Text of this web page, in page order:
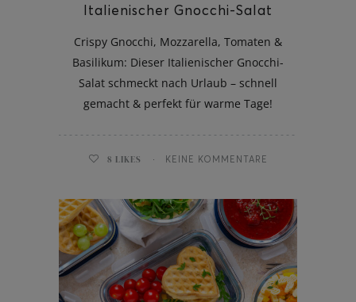
Italienischer Gnocchi-Salat
Crispy Gnocchi, Mozzarella, Tomaten &
Basilikum: Dieser Italienischer Gnocchi-
Salat schmeckt nach Urlaub – schnell
gemacht & perfekt für warme Tage!
8 LIKES KEINE KOMMENTARE